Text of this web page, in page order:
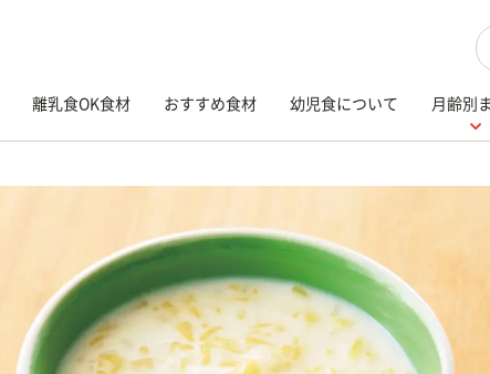
離乳食OK食材 おすすめ食材 幼児食について 月齢別